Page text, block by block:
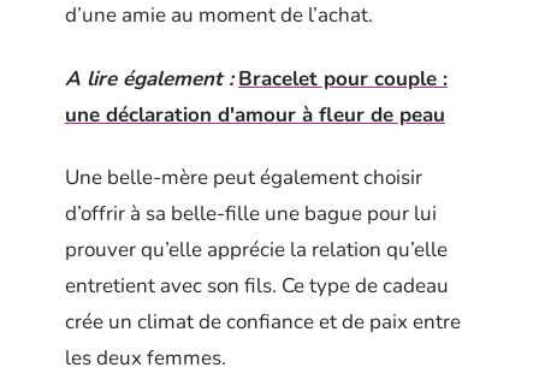
d’une amie au moment de l’achat.
A lire également : Bracelet pour couple :
une déclaration d'amour à fleur de peau
Une belle-mère peut également choisir
d’offrir à sa belle-fille une bague pour lui
prouver qu’elle apprécie la relation qu’elle
entretient avec son fils. Ce type de cadeau
crée un climat de confiance et de paix entre
les deux femmes.